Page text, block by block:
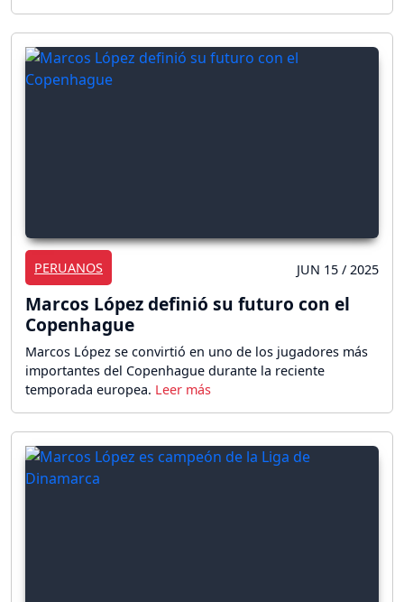
PERUANOS JUN 15 / 2025
Marcos López definió su futuro con el
Copenhague
Marcos López se convirtió en uno de los jugadores más
importantes del Copenhague durante la reciente
temporada europea.